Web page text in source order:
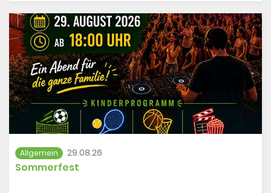
Allgemein 29.08.26
Sommerfest